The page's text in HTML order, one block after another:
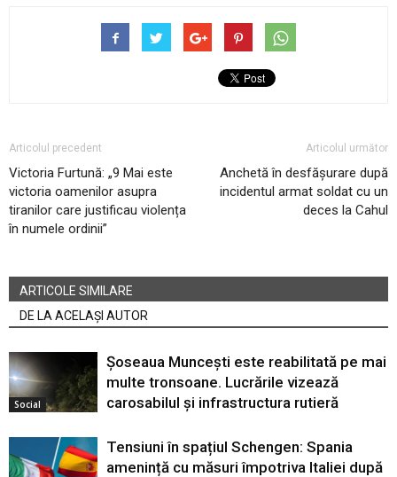
Articolul precedent
Victoria Furtună: „9 Mai este
victoria oamenilor asupra
tiranilor care justificau violența
în numele ordinii”
Articolul următor
Anchetă în desfășurare după
incidentul armat soldat cu un
deces la Cahul
ARTICOLE SIMILARE
DE LA ACELAȘI AUTOR
Social
Șoseaua Muncești este reabilitată pe mai
multe tronsoane. Lucrările vizează
carosabilul și infrastructura rutieră
Tensiuni în spațiul Schengen: Spania
amenință cu măsuri împotriva Italiei după